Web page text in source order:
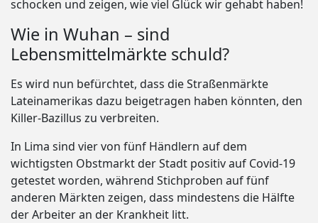
schocken und zeigen, wie viel Glück wir gehabt haben!
Wie in Wuhan – sind
Lebensmittelmärkte schuld?
Es wird nun befürchtet, dass die Straßenmärkte
Lateinamerikas dazu beigetragen haben könnten, den
Killer-Bazillus zu verbreiten.
In Lima sind vier von fünf Händlern auf dem
wichtigsten Obstmarkt der Stadt positiv auf Covid-19
getestet worden, während Stichproben auf fünf
anderen Märkten zeigen, dass mindestens die Hälfte
der Arbeiter an der Krankheit litt.